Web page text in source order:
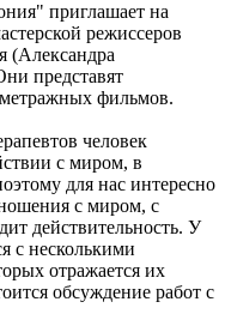
приглашает на
режиссеров
(Александра
представят
фильмов.
человек
с миром, в
для нас интересно
с миром, с
действительность. У
с несколькими
отражается их
обсуждение работ с